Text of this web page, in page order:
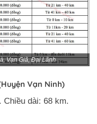
Vạn Giã, Đại Lãnh
Vạn Ninh)
Chiều dài: 68 km.